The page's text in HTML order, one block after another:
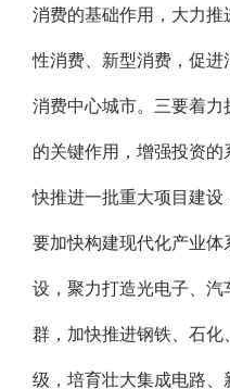
消费的基础作用，大力
性消费、新型消费，促
消费中心城市。三要着
的关键作用，增强投资
快推进一批重大项目建设
要加快构建现代化产业体
设，聚力打造光电子、
群，加快推进钢铁、石
级，培育壮大集成电路